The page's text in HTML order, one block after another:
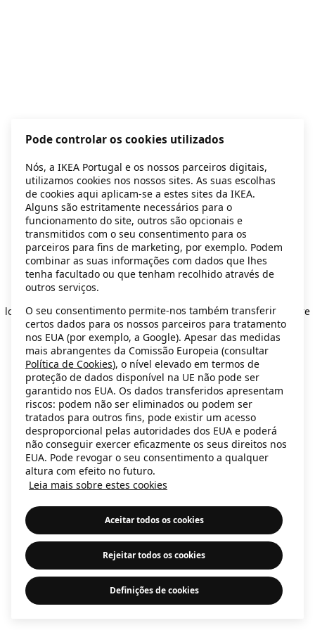
Application error: a client-side exception has occurred
loadingsecondhand.ikea.com (see the browser console for more
information).
Pode controlar os cookies utilizados
Nós, a IKEA Portugal e os nossos parceiros digitais,
utilizamos cookies nos nossos sites. As suas escolhas
de cookies aqui aplicam-se a estes sites da IKEA.
Alguns são estritamente necessários para o
funcionamento do site, outros são opcionais e
transmitidos com o seu consentimento para os
parceiros para fins de marketing, por exemplo. Podem
combinar as suas informações com dados que lhes
tenha facultado ou que tenham recolhido através de
outros serviços.
O seu consentimento permite-nos também transferir
certos dados para os nossos parceiros para tratamento
nos EUA (por exemplo, a Google). Apesar das medidas
mais abrangentes da Comissão Europeia (consultar
Política de Cookies), o nível elevado em termos de
proteção de dados disponível na UE não pode ser
garantido nos EUA. Os dados transferidos apresentam
riscos: podem não ser eliminados ou podem ser
tratados para outros fins, pode existir um acesso
desproporcional pelas autoridades dos EUA e poderá
não conseguir exercer eficazmente os seus direitos nos
EUA. Pode revogar o seu consentimento a qualquer
altura com efeito no futuro.
Leia mais sobre estes cookies
Aceitar todos os cookies
Rejeitar todos os cookies
Definições de cookies